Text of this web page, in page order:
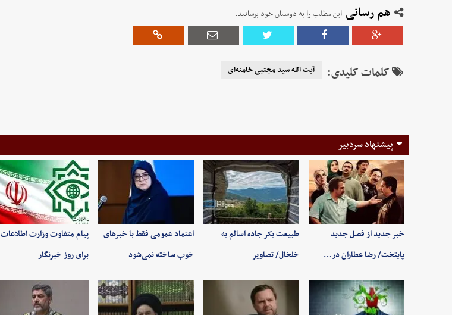
هم رسانی این مطلب را به دوستان خود برسانید.
کلمات کلیدی: آیت الله سید مجتبی خامنه‌ای
پیشنهاد سردبیر
خبر جدید از فصل جدید
پایتخت/ رضا عطاران در…
طبیعت بکر جاده اسالم به
خلخال/ تصاویر
اعتماد عمومی فقط با خبرهای
خوب ساخته نمی‌شود
پیام متفاوت وزارت اطلاعات
برای روز خبرنگار